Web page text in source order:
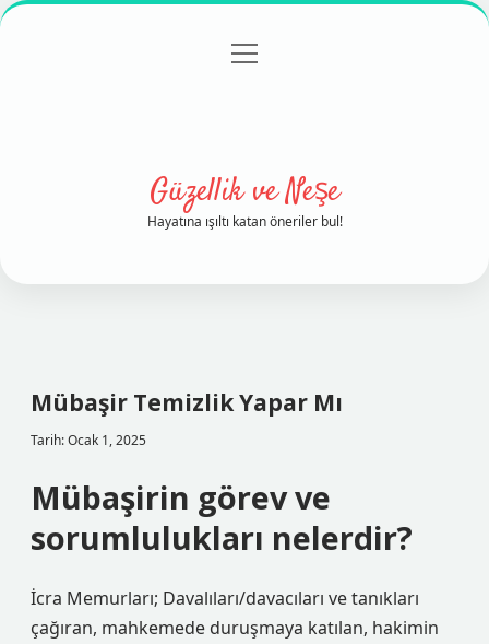
Gizlilik Politikası
menüyü
Güzellik ve Neşe
Hayatına ışıltı katan öneriler bul!
Mübaşir Temizlik Yapar Mı
Tarih: Ocak 1, 2025
Mübaşirin görev ve
sorumlulukları nelerdir?
İcra Memurları; Davalıları/davacıları ve tanıkları
çağıran, mahkemede duruşmaya katılan, hakimin